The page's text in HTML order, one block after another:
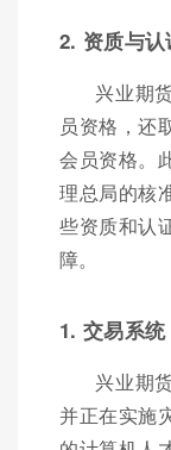
2. 资质与认
兴业期
员资格，还
会员资格。
理总局的核
些资质和认
障。
1. 交易系统
兴业期
并正在实施